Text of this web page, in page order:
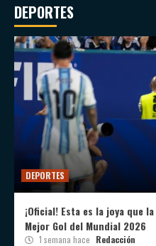
DEPORTES
DEPORTES
¡Oficial! Esta es la joya que
Mejor Gol del Mundial 2026
1 semana hace Redacción